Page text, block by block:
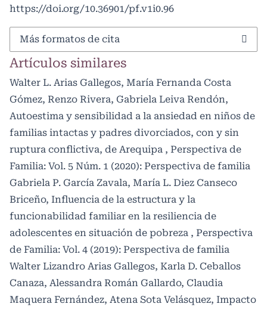
https://doi.org/10.36901/pf.v1i0.96
Más formatos de cita
Artículos similares
Walter L. Arias Gallegos, María Fernanda Costa
Gómez, Renzo Rivera, Gabriela Leiva Rendón,
Autoestima y sensibilidad a la ansiedad en niños de
familias intactas y padres divorciados, con y sin
ruptura conflictiva, de Arequipa , Perspectiva de
Familia: Vol. 5 Núm. 1 (2020): Perspectiva de familia
Gabriela P. García Zavala, María L. Diez Canseco
Briceño, Influencia de la estructura y la
funcionabilidad familiar en la resiliencia de
adolescentes en situación de pobreza , Perspectiva
de Familia: Vol. 4 (2019): Perspectiva de familia
Walter Lizandro Arias Gallegos, Karla D. Ceballos
Canaza, Alessandra Román Gallardo, Claudia
Maquera Fernández, Atena Sota Velásquez, Impacto